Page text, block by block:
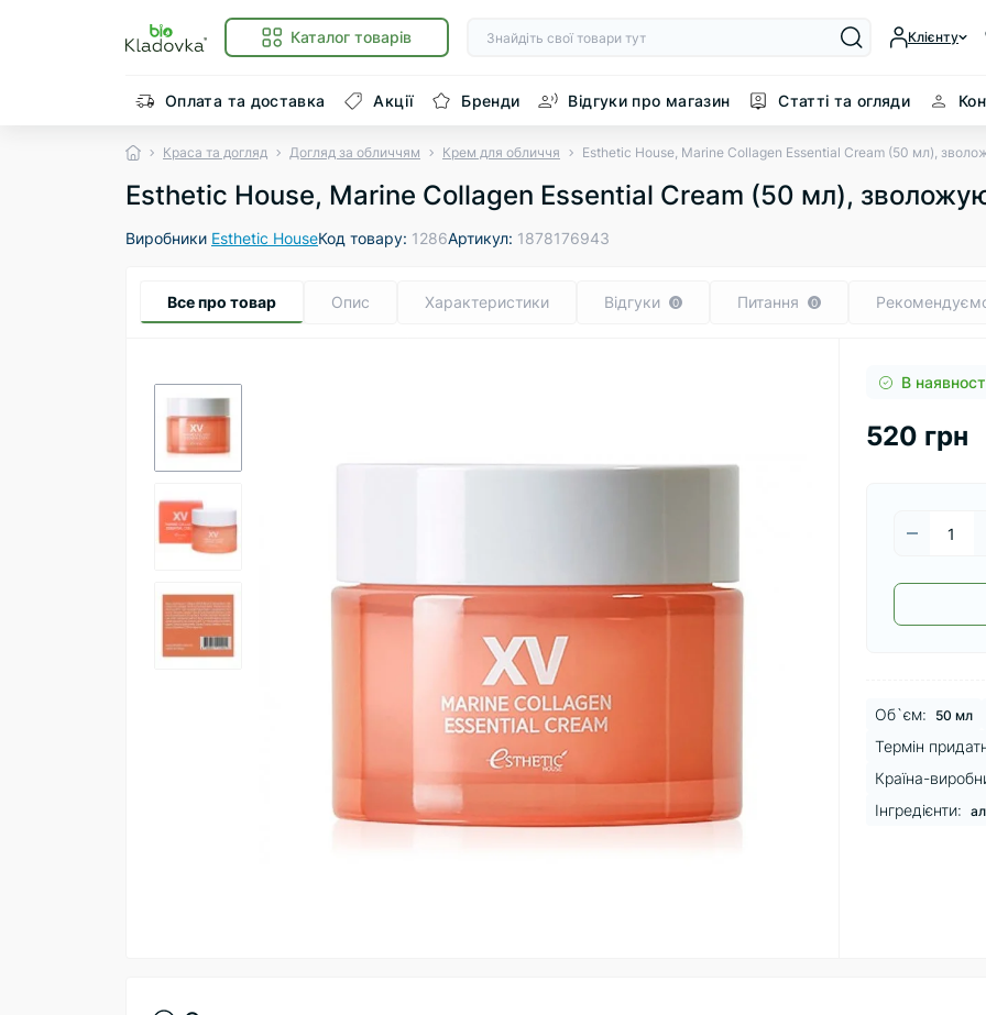
Каталог товарів Клієнту
Оплата та доставка Акції Бренди Відгуки про магазин Статті та огляди
Краса та догляд Догляд за обличчям Крем для обличчя Esthetic House, Marine Collagen Essential Cream (50 мл),
Esthetic House, Marine Collagen Essential Cream (50 мл),
Виробники Esthetic HouseКод товару: 1286Артикул: 1878176943
Все про товар Опис Характеристики Відгуки 0 Питання 0
В
520 грн
Об`єм: 50 мл
Термін
Країна-
Інгредієнти: